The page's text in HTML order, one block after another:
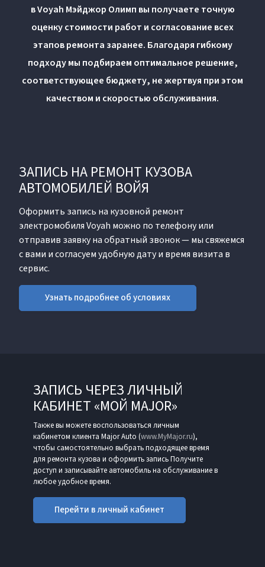
в Voyah Мэйджор Олимп вы получаете точную
оценку стоимости работ и согласование всех
этапов ремонта заранее. Благодаря гибкому
подходу мы подбираем оптимальное решение,
соответствующее бюджету, не жертвуя при этом
качеством и скоростью обслуживания.
ЗАПИСЬ НА РЕМОНТ КУЗОВА
АВТОМОБИЛЕЙ ВОЙЯ
Оформить запись на кузовной ремонт
электромобиля Voyah можно по телефону или
отправив заявку на обратный звонок — мы свяжемся
с вами и согласуем удобную дату и время визита в
сервис.
Узнать подробнее об условиях
ЗАПИСЬ ЧЕРЕЗ ЛИЧНЫЙ
КАБИНЕТ «МОЙ MAJOR»
Также вы можете воспользоваться личным
кабинетом клиента Major Auto (www.MyMajor.ru),
чтобы самостоятельно выбрать подходящее время
для ремонта кузова и оформить запись Получите
доступ и записывайте автомобиль на обслуживание в
любое удобное время.
Перейти в личный кабинет